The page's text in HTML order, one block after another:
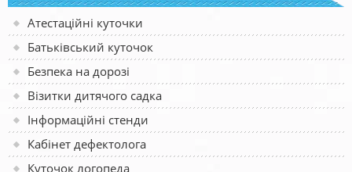
Атестаційні куточки
Батьківський куточок
Безпека на дорозі
Візитки дитячого садка
Інформаційні стенди
Кабінет дефектолога
Куточок логопеда